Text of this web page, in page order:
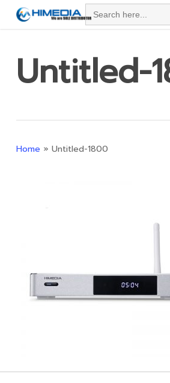
Search
for:
Untitled-
Home » Untitled-1800